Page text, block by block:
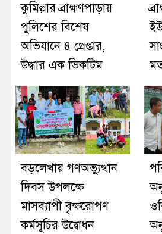
কুমিল্লার ব্রাহ্মণপাড়ায়
পুলিশের বিশেষ
অভিযানে ৪ গ্রেপ্তার,
উদ্ধার এক ভিকটিম
বড়লেখায় গণঅভ্যুত্থান
দিবস উপলক্ষে
মাসব্যাপী বৃক্ষরোপণ
কর্মসূচির উদ্বোধন